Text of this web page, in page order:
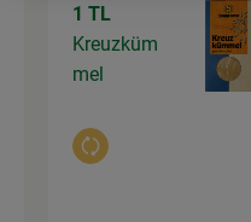
1 TL
Kreuzküm
mel
Auswahl ändern